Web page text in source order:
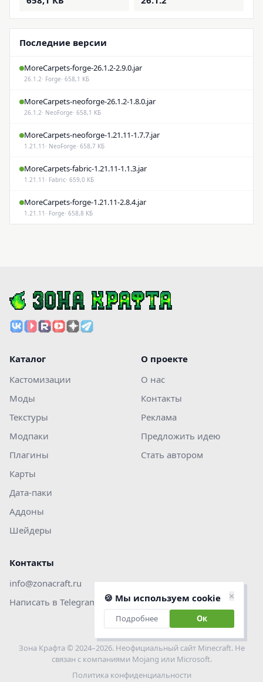
Последние версии
MoreCarpets-forge-26.1.2-2.9.0.jar
26.1.2· Forge· 658,1 КБ
MoreCarpets-neoforge-26.1.2-1.8.0.jar
26.1.2· NeoForge· 658,1 КБ
MoreCarpets-neoforge-1.21.11-1.7.7.jar
1.21.11 · NeoForge· 658,7 КБ
MoreCarpets-fabric-1.21.11-1.1.3.jar
1.21.11 · Fabric· 659,0 КБ
MoreCarpets-forge-1.21.11-2.8.4.jar
1.21.11 · Forge· 658,8 КБ
Каталог
Кастомизации
Моды
Текстуры
Модпаки
Плагины
Карты
Дата-паки
Аддоны
Шейдеры
О проекте
О нас
Контакты
Реклама
Предложить идею
Стать автором
Контакты
info@zonacraft.ru
Написать в Telegram
Зона Крафта © 2024–2026. Неофициальный сайт Minecraft. Не
связан с компаниями Mojang или Microsoft.
Политика конфиденциальности
🍪 Мы используем cookie ×
Подробнее Ок